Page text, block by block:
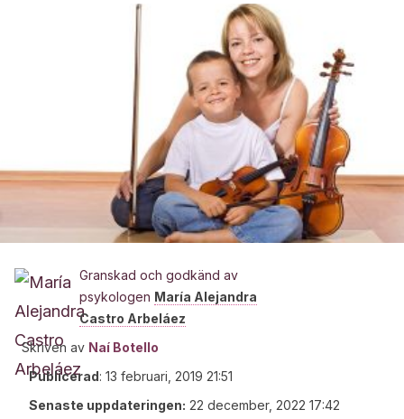
Granskad och godkänd av
psykologen María Alejandra
Castro Arbeláez
Skriven av Naí Botello
Publicerad: 13 februari, 2019 21:51
Senaste uppdateringen: 22 december, 2022 17:42